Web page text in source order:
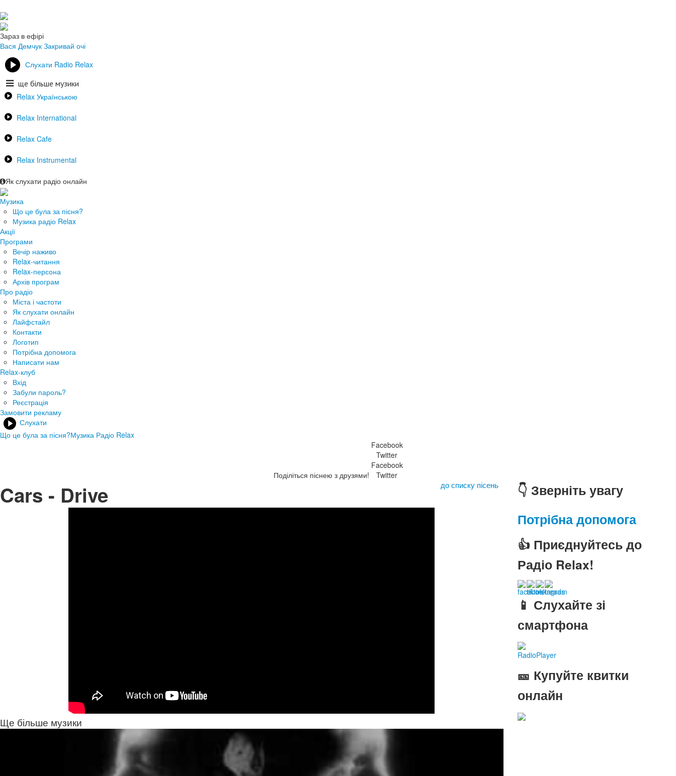
Зараз в ефірі
Вася Демчук Закривай очі
Слухати Radio Relax
ще більше музики
Relax Українською
Relax International
Relax Cafe
Relax Instrumental
Як слухати радіо онлайн
Музика
Що це була за пісня?
Музика радіо Relax
Акції
Програми
Вечір наживо
Relax-читання
Relax-персона
Архів програм
Про радіо
Міста і частоти
Як слухати онлайн
Лайфстайл
Контакти
Логотип
Потрібна допомога
Написати нам
Relax-клуб
Вхід
Забули пароль?
Реєстрація
Замовити рекламу
Слухати
Що це була за пісня?Музика Радіо Relax
Поділіться піснею з друзями!
Facebook
Twitter
Facebook
Twitter
Cars - Drive до списку пісень
Ще більше музики
👇 Зверніть увагу
Потрібна допомога
👍 Приєднуйтесь до
Радіо Relax!
📱 Слухайте зі
смартфона
RadioPlayer
🎫 Купуйте квитки
онлайн